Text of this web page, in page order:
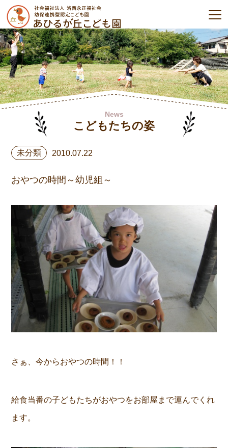
News
こどもたちの姿
未分類 2010.07.22
おやつの時間～幼児組～
さぁ、今からおやつの時間！！
給食当番の子どもたちがおやつをお部屋まで運んでくれ
ます。